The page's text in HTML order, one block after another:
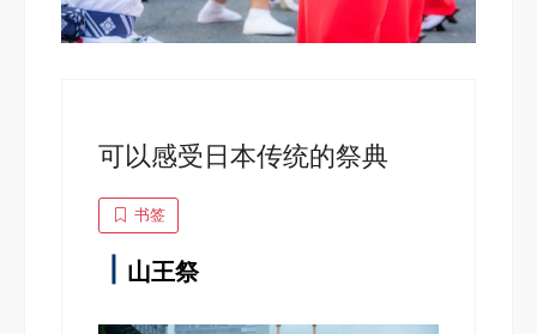
可以感受日本传统的祭典
书签
山王祭